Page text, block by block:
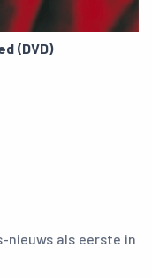
(DVD)
nieuws als eerste in